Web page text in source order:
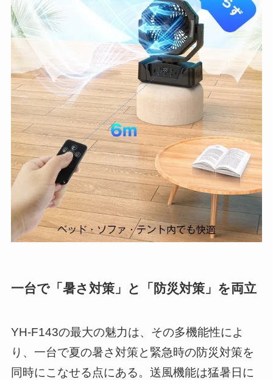
一台で「暑さ対策」と「防災対策」を両立
YH-F143の最大の魅力は、その多機能性によ
り、一台で夏の暑さ対策と緊急時の防災対策を
同時にこなせる点にある。送風機能は猛暑日に